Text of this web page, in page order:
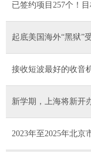
已签约项目257个！
起底美国海外“黑狱”
接收短波最好的收音
新学期，上海将新开
2023年至2025年北京